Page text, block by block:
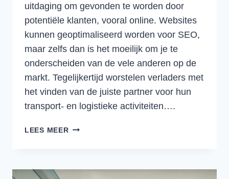
uitdaging om gevonden te worden door
potentiële klanten, vooral online. Websites
kunnen geoptimaliseerd worden voor SEO,
maar zelfs dan is het moeilijk om je te
onderscheiden van de vele anderen op de
markt. Tegelijkertijd worstelen verladers met
het vinden van de juiste partner voor hun
transport- en logistieke activiteiten….
LEES MEERVINDEN